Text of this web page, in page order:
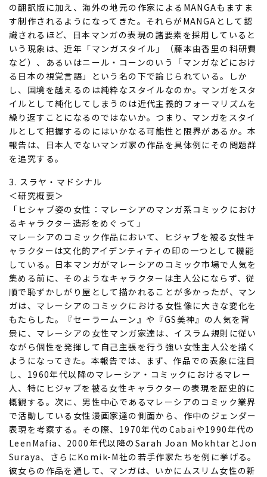
の翻訳版に加え、海外の地元の作家によるMANGAもますま
す制作されるようになってきた。それらがMANGAとして認
識されるほど、日本マンガの表現の諸要素を採用していると
いう現象は、近年「マンガスタイル」（藤本由香里の科研費
など）、あるいはニール・コーンのいう「マンガなどにおけ
る日本の視覚言語」という名の下で論じられている。しか
し、国境を越えるのは純粋なスタイルなのか。マンガをスタ
イルとして純化してしまうのは近代主義的フォーマリズムを
繰り返すことになるのではないか。つまり、マンガをスタイ
ルとして把握するのにはいかなる可能性と限界があるか。本
報告は、日本人でないマンガ家の作品を具体例にその問題群
を追究する。
3. スラヤ・マドシナル
＜研究概要＞
「ヒシャブ姿の女性：マレーシアのマンガ系コミックにおけ
るキャラクター造形をめぐって」
マレーシアのコミック作品において、ヒジャブを被る女性キ
ャラクターは文化的アイデンティティの印の一つとして機能
している。日本マンガがマレーシアのコミック市場で人気を
集める前に、そのようなキャラクターは主人公にならず、従
順で恥ずかしがり屋として描かれることが多かったが、マン
ガは、マレーシアのコミックにおける女性像に大きな変化を
もたらした。『セーラームーン』や『GS美神』の人気を背
景に、マレーシアの女性マンガ家達は、イスラム規則に従い
ながら個性を発揮して自己主張を行う強い女性主人公を描く
ようになってきた。本報告では、まず、作品での表象に注目
し、1960年代以降のマレーシア・コミックにおけるマレー
人、特にヒジャブを被る女性キャラクターの表現を歴史的に
概観する。次に、男性中心であるマレーシアのコミック業界
で活動している女性漫画家達の側面から、作中のジェンダー
表現を考察する。その際、1970年代のCabaiや1990年代の
LeenMafia、2000年代以降のSarah Joan MokhtarとJon
Suraya、さらにKomik-M社の若手作家たちを例に挙げる。
彼女らの作品を通して、マンガは、いかにムスリム女性の新